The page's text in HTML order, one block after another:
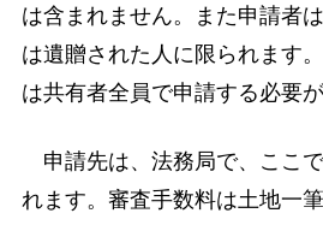
は含まれません。また申請者
は遺贈された人に限られます
は共有者全員で申請する必要が
申請先は、法務局で、ここ
れます。審査手数料は土地一